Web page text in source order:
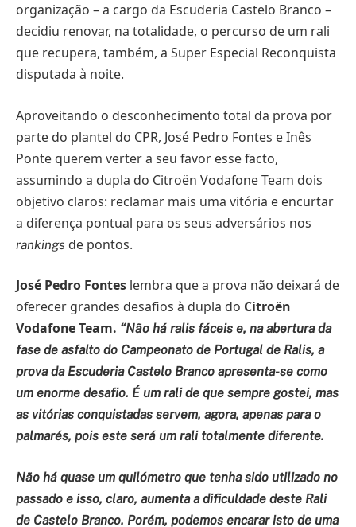
organização – a cargo da Escuderia Castelo Branco –
decidiu renovar, na totalidade, o percurso de um rali
que recupera, também, a Super Especial Reconquista
disputada à noite.
Aproveitando o desconhecimento total da prova por
parte do plantel do CPR, José Pedro Fontes e Inês
Ponte querem verter a seu favor esse facto,
assumindo a dupla do Citroën Vodafone Team dois
objetivo claros: reclamar mais uma vitória e encurtar
a diferença pontual para os seus adversários nos
rankings de pontos.
José Pedro Fontes lembra que a prova não deixará de
oferecer grandes desafios à dupla do Citroën
Vodafone Team. “Não há ralis fáceis e, na abertura da
fase de asfalto do Campeonato de Portugal de Ralis, a
prova da Escuderia Castelo Branco apresenta-se como
um enorme desafio. É um rali de que sempre gostei, mas
as vitórias conquistadas servem, agora, apenas para o
palmarés, pois este será um rali totalmente diferente.
Não há quase um quilómetro que tenha sido utilizado no
passado e isso, claro, aumenta a dificuldade deste Rali
de Castelo Branco. Porém, podemos encarar isto de uma